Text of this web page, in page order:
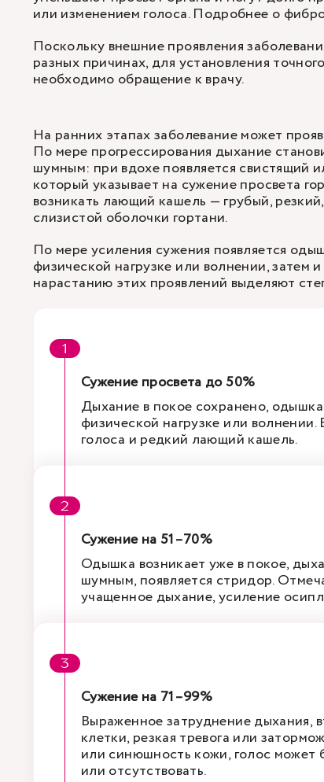
или изменением голоса. Подробнее о
Поскольку внешние проявления
разных причинах, для установления
необходимо обращение к врачу.
На ранних этапах заболевание может
По мере прогрессирования дыхание
шумным: при вдохе появляется свистящий
который указывает на сужение просвета
возникать лающий кашель — грубый,
слизистой оболочки гортани.
По мере усиления сужения появляется
физической нагрузке или волнении, затем
нарастанию этих проявлений выделяют
Сужение просвета до 50%
Дыхание в покое сохранено, одышка
физической нагрузке или
голоса и редкий лающий кашель.
Сужение на 51–70%
Одышка возникает уже в покое,
шумным, появляется стридор.
учащенное дыхание, усиление
Сужение на 71–99%
Выраженное затруднение дыхания,
клетки, резкая тревога или
или синюшность кожи, голос может
или отсутствовать.